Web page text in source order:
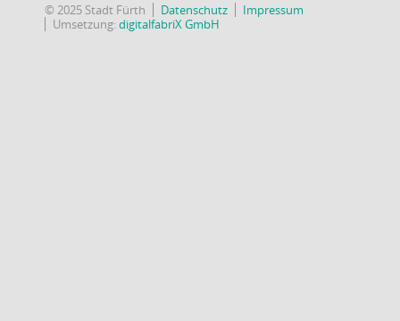
© 2025 Stadt Fürth Datenschutz
Impressum
Umsetzung:digitalfabriX GmbH